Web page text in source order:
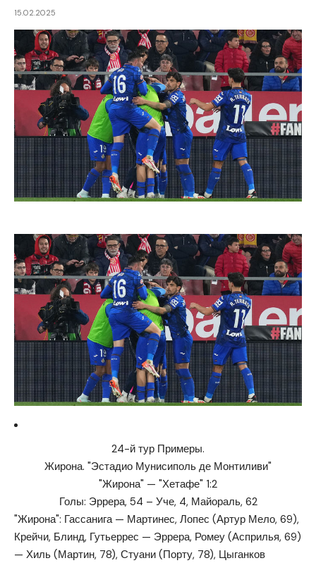
15.02.2025
24-й тур Примеры.
Жирона. "Эстадио Мунисиполь де Монтиливи"
"Жирона" — "Хетафе" 1:2
Голы: Эррера, 54 – Уче, 4, Майораль, 62
"Жирона": Гассанига — Мартинес, Лопес (Артур Мело, 69),
Крейчи, Блинд, Гутьеррес — Эррера, Ромеу (Асприлья, 69)
— Хиль (Мартин, 78), Стуани (Порту, 78), Цыганков